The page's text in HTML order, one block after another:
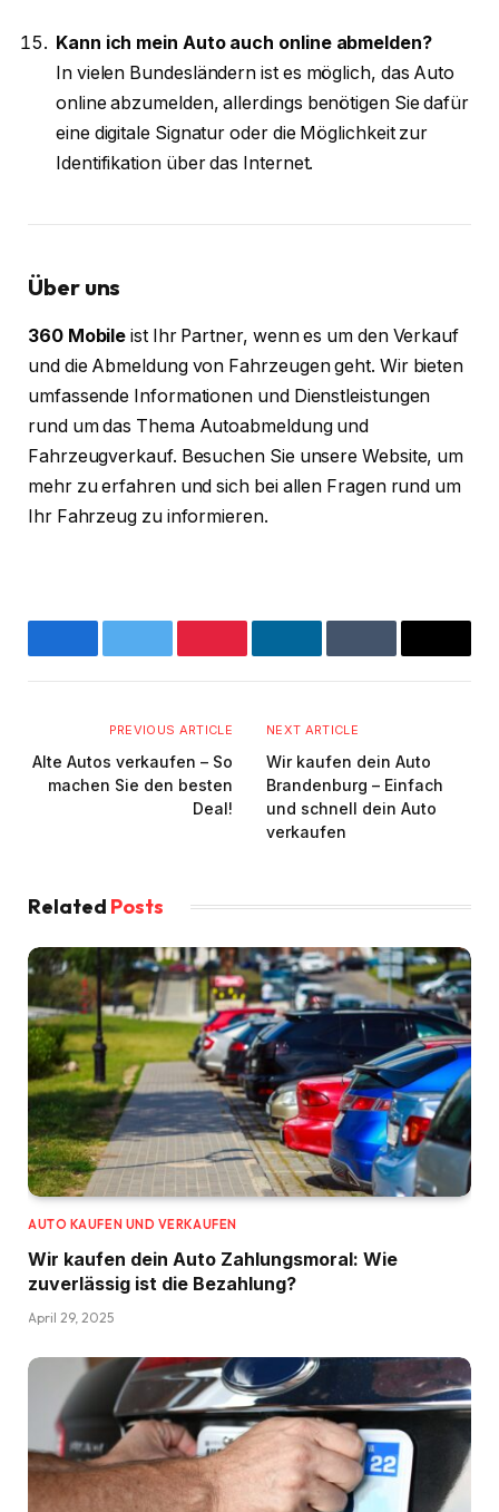
Kann ich mein Auto auch online abmelden?
In vielen Bundesländern ist es möglich, das Auto
online abzumelden, allerdings benötigen Sie dafür
eine digitale Signatur oder die Möglichkeit zur
Identifikation über das Internet.
Über uns
360 Mobile ist Ihr Partner, wenn es um den Verkauf
und die Abmeldung von Fahrzeugen geht. Wir bieten
umfassende Informationen und Dienstleistungen
rund um das Thema Autoabmeldung und
Fahrzeugverkauf. Besuchen Sie unsere Website, um
mehr zu erfahren und sich bei allen Fragen rund um
Ihr Fahrzeug zu informieren.
FacebookTwitter PinterestLinkedInTumblr Email
PREVIOUS ARTICLE
Alte Autos verkaufen – So
machen Sie den besten
Deal!
NEXT ARTICLE
Wir kaufen dein Auto
Brandenburg – Einfach
und schnell dein Auto
verkaufen
Related Posts
AUTO KAUFEN UND VERKAUFEN
Wir kaufen dein Auto Zahlungsmoral: Wie
zuverlässig ist die Bezahlung?
April 29, 2025